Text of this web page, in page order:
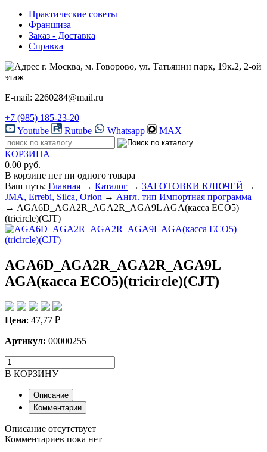
Практические советы
Франшиза
Заказ - Доставка
Справка
г. Москва, м. Говорово, ул. Татьянин парк, 19к.2, 2-ой
этаж
E-mail: 2260284@mail.ru
+7 (985) 185-23-20
Youtube
Rutube Whatsapp MAX
КОРЗИНА
0.00 руб.
В корзине нет ни одного товара
Ваш путь: Главная → Каталог → ЗАГОТОВКИ КЛЮЧЕЙ →
JMA, Errebi, Silca, Orion → Англ. тип Импортная программа
→ AGA6D_AGA2R_AGA2R_AGA9L AGA(касса ECO5)
(tricircle)(CJT)
AGA6D_AGA2R_AGA2R_AGA9L
AGA(касса ECO5)(tricircle)(CJT)
Цена: 47,77 ₽
Артикул: 00000255
В КОРЗИНУ
Описание
Комментарии
Описание отсутствует
Комментариев пока нет